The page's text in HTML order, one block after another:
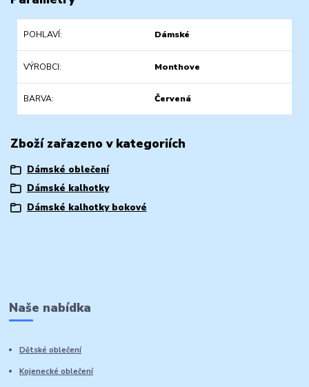
POHLAVÍ Dámské
VÝROBCI Monthove
BARVA Červená
Zboží zařazeno v kategoriích
Dámské oblečení
Dámské kalhotky
Dámské kalhotky bokové
Naše nabídka
Dětské oblečení
Kojenecké oblečení